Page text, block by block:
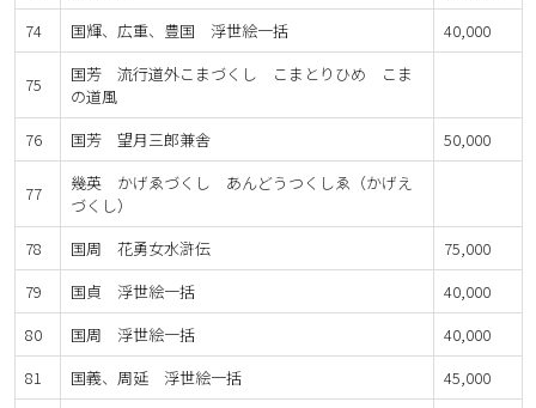
74
国輝、広重、豊国 浮世絵一括 40,000
75
国芳 流行道外こまづくし こまとりひめ こま
の道風
76
国芳 望月三郎兼舎 50,000
77
幾英 かげゑづくし あんどうつくしゑ（かげえ
づくし）
78
国周 花勇女水滸伝
75,000
79
国貞 浮世絵一括
40,000
80
国周 浮世絵一括
40,000
81
国義、周延 浮世絵一括
45,000